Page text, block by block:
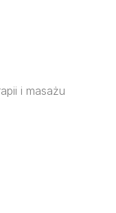
i masażu